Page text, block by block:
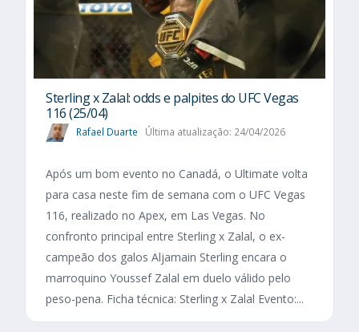
Sterling x Zalal: odds e palpites do UFC Vegas
116 (25/04)
Rafael Duarte Última atualização: 24/04/2026
Após um bom evento no Canadá, o Ultimate volta
para casa neste fim de semana com o UFC Vegas
116, realizado no Apex, em Las Vegas. No
confronto principal entre Sterling x Zalal, o ex-
campeão dos galos Aljamain Sterling encara o
marroquino Youssef Zalal em duelo válido pelo
peso-pena. Ficha técnica: Sterling x Zalal Evento:...